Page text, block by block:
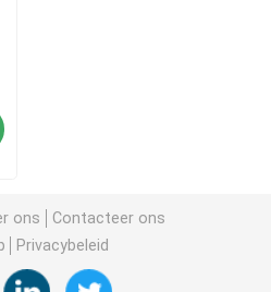
op
ons
Contacteer ons
Privacybeleid